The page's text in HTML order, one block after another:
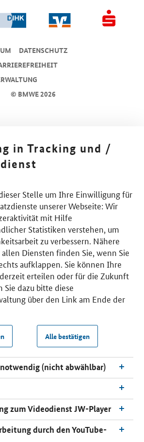
© BMWE 2026
DA­TEN­SCHUTZ
in Tracking und /
Stelle um Ihre Einwilligung für
unserer Webseite: Wir
mit Hilfe
Statistiken verstehen, um
zu verbessern. Nähere
Diensten finden Sie, wenn Sie
aufklappen. Sie können Ihre
erteilen oder für die Zukunft
dazu bitte diese
über den Link am Ende der
Alle bestätigen
(nicht abwählbar)
zum Videodienst JW-Player
durch den YouTube-